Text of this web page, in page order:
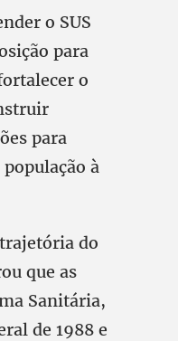
o SUS
para
o
para
à
do
que as
Sanitária,
de 1988 e